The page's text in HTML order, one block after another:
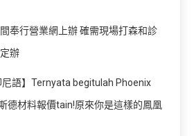
奉行營業網上辦 確需現場打森和診
辦
尼語】Ternyata begitulah Phoenix
德材料報價tain!原來你是這樣的鳳凰